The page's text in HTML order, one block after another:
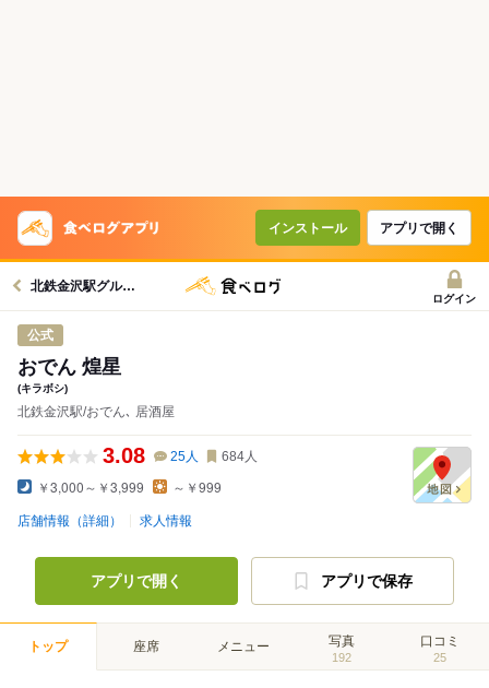
インストール アプリで開く
北鉄金沢駅グルメへ
ログイン
公式
おでん 煌星
(キラボシ)
北鉄金沢駅/おでん､ 居酒屋
3.08 25人 684人
￥3,000～￥3,999 ～￥999
店舗情報（詳細） 求人情報
アプリで開く アプリで保存
トップ 座席 メニュー 写真
192
口コミ
25